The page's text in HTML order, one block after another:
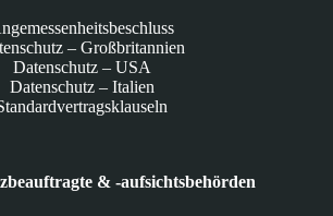
– Großbritannien
Datenschutz – USA
Datenschutz – Italien
& -aufsichtsbehörden